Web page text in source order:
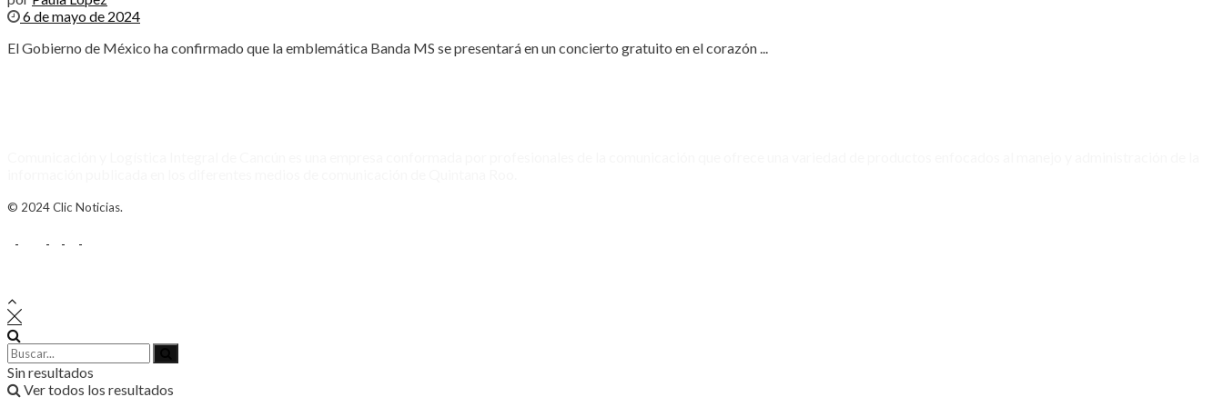
6 de mayo de 2024
El Gobierno de México ha confirmado que la emblemática Banda MS se presentará en un concierto gratuito en el corazón ...
© 2024 Clic Noticias.
Sin resultados
Ver todos los resultados